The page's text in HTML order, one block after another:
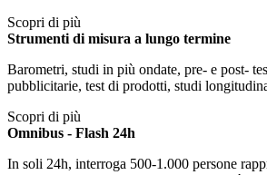
Scopri di più
Strumenti di misura a lungo termine
Barometri, studi in più ondate, pre- e post-
pubblicitarie, test di prodotti, studi
Scopri di più
Omnibus - Flash 24h
In soli 24h, interroga 500-1.000 persone